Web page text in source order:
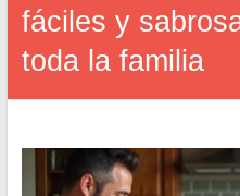
fáciles y
toda la familia